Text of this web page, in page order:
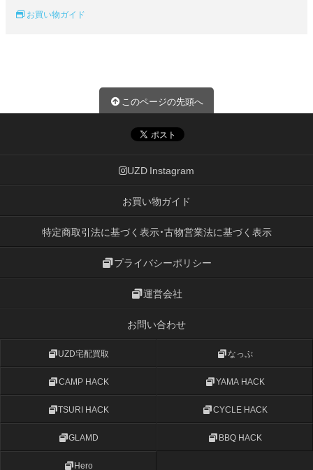
お買い物ガイド
このページの先頭へ
UZD Instagram
お買い物ガイド
特定商取引法に基づく表示・古物営業法に基づく表示
プライバシーポリシー
運営会社
お問い合わせ
UZD宅配買取 なっぷ
CAMP HACK YAMA HACK
TSURI HACK CYCLE HACK
GLAMD BBQ HACK
Hero